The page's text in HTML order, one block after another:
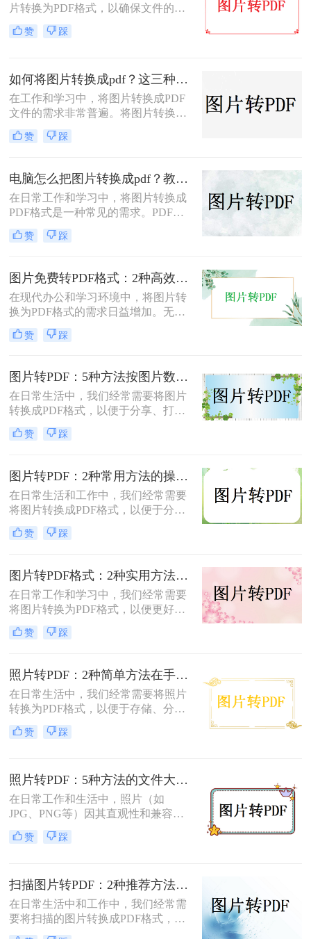
片转换为PDF格式，以确保文件的格
式和排版保持不变，同时方便分享和
传递。那么图片怎么转PDF的格式
赞 踩
如何将图片转换成pdf？这三种方法帮助你解决问题！
在工作和学习中，将图片转换成PDF
文件的需求非常普遍。将图片转换成
PDF不仅可以方便地整合多张图片，
还可以确保文件格式的一致性和兼容
文将介绍三种常见的图片转PDF方
法。
赞 踩
电脑怎么把图片转换成pdf？教你4种简单的方法！
在日常工作和学习中，将图片转换成
PDF格式是一种常见的需求。PDF格
式具有支持矢量图形、打印格式不走
样、兼容性高、体积小以及支持批注
格式。那么电脑怎么把图片转换成pdf
呢？本文将介绍四种常见的图片转
PDF的方法。
赞 踩
图片免费转PDF格式：2种高效方法的转换速度和画质损失对比！
在现代办公和学习环境中，将图片转
换为PDF格式的需求日益增加。无论
是为了更好地保存、传输还是打印图
片，PDF格式因其跨平台兼容性和格
怎么转换成pdf格式免费呢？本文将介
绍两种免费且高效的图片转PDF的方
法。
赞 踩
图片转PDF：5种方法按图片数量和文件大小选，大的别用在线！
在日常生活中，我们经常需要将图片
转换成PDF格式，以便于分享、打印
或存档。那么图片如何转换成pdf呢？
本文将介绍几种将图片转换成PDF的
换方式。
赞 踩
图片转PDF：2种常用方法的操作步骤和格式保留设置！
在日常生活和工作中，我们经常需要
将图片转换成PDF格式，以便于分
享、打印或存档。那么如何把图片转
换成PDF呢？本文将介绍两种常用的
赞 踩
图片转PDF格式：2种实用方法的关键参数和输出质量对比！
在日常工作和学习中，我们经常需要
将图片转换为PDF格式，以便更好地
保存、分享和打印。那么如何将图片
转换为pdf格式呢？本文将介绍两种将
赞 踩
照片转PDF：2种简单方法在手机端和电脑端的操作差异！
在日常生活中，我们经常需要将照片
转换为PDF格式，以便于存储、分享
和打印。那么照片转pdf怎么弄呢？下
面将介绍两种简单实用的方法，帮助
赞 踩
照片转PDF：5种方法的文件大小限制和画质保留实测！
在日常工作和生活中，照片（如
JPG、PNG等）因其直观性和兼容性
被广泛使用。然而，在需要整合多张
照片、提高安全性或便于打印时，将
文将详细介绍5种将照片转换为PDF的
常用高效方法，帮助用户根据需求选
择最适合的方案。
赞 踩
扫描图片转PDF：2种推荐方法的清晰度调优和文件压缩！
在日常生活中和工作中，我们经常需
要将扫描的图片转换成PDF格式，以
便于文档的管理、共享和打印。那么